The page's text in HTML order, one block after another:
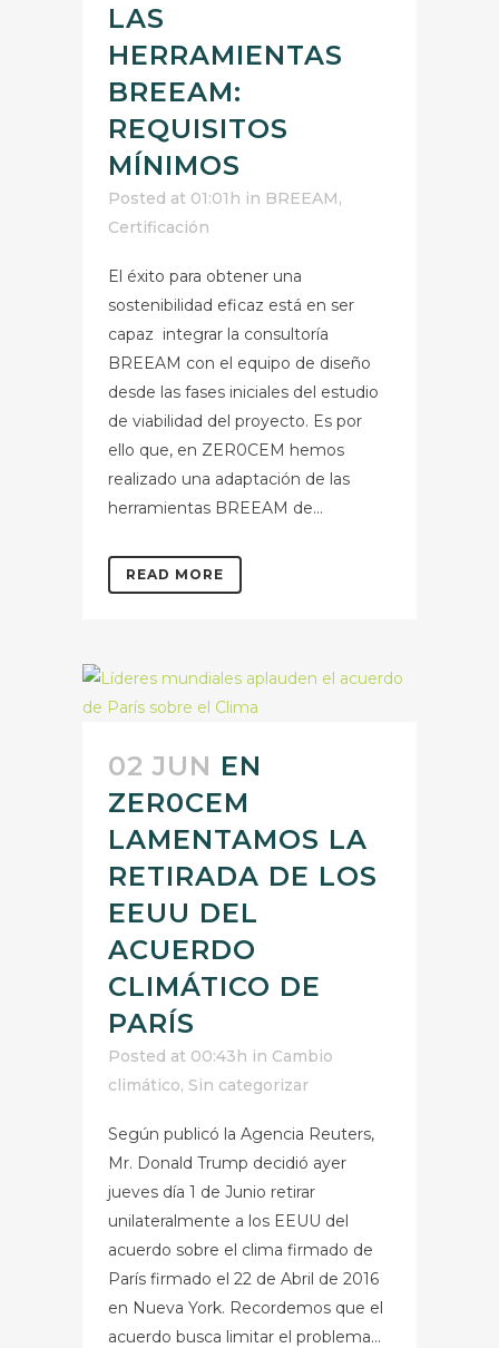
LAS
HERRAMIENTAS
BREEAM:
REQUISITOS
MÍNIMOS
Posted at 01:01h in BREEAM,
Certificación
El éxito para obtener una
sostenibilidad eficaz está en ser
capaz integrar la consultoría
BREEAM con el equipo de diseño
desde las fases iniciales del estudio
de viabilidad del proyecto. Es por
ello que, en ZER0CEM hemos
realizado una adaptación de las
herramientas BREEAM de...
READ MORE
02 JUN EN
ZER0CEM
LAMENTAMOS LA
RETIRADA DE LOS
EEUU DEL
ACUERDO
CLIMÁTICO DE
PARÍS
Posted at 00:43h in Cambio
climático, Sin categorizar
Según publicó la Agencia Reuters,
Mr. Donald Trump decidió ayer
jueves día 1 de Junio retirar
unilateralmente a los EEUU del
acuerdo sobre el clima firmado de
París firmado el 22 de Abril de 2016
en Nueva York. Recordemos que el
acuerdo busca limitar el problema...